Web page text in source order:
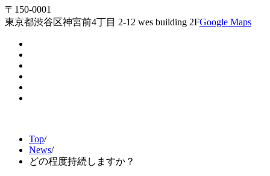
〒150-0001
東京都渋谷区神宮前4丁目 2-12 wes building 2FGoogle Maps
Top/
News/
どの程度持続しますか？